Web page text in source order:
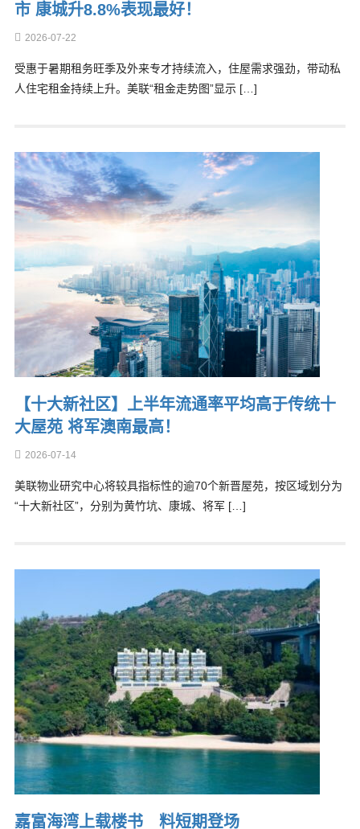
市 康城升8.8%表现最好！
2026-07-22
受惠于暑期租务旺季及外来专才持续流入，住屋需求强劲，带动私
人住宅租金持续上升。美联“租金走势图”显示 […]
【十大新社区】上半年流通率平均高于传统十
大屋苑 将军澳南最高！
2026-07-14
美联物业研究中心将较具指标性的逾70个新晋屋苑，按区域划分为
“十大新社区”，分别为黄竹坑、康城、将军 […]
嘉富海湾上载楼书 料短期登场